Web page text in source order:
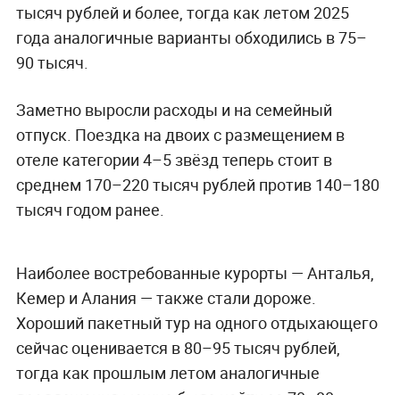
тысяч рублей и более, тогда как летом 2025
года аналогичные варианты обходились в 75–
90 тысяч.
Заметно выросли расходы и на семейный
отпуск. Поездка на двоих с размещением в
отеле категории 4–5 звёзд теперь стоит в
среднем 170–220 тысяч рублей против 140–180
тысяч годом ранее.
Наиболее востребованные курорты — Анталья,
Кемер и Алания — также стали дороже.
Хороший пакетный тур на одного отдыхающего
сейчас оценивается в 80–95 тысяч рублей,
тогда как прошлым летом аналогичные